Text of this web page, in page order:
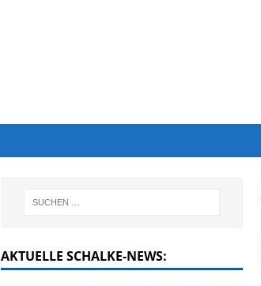
AKTUELLE SCHALKE-NEWS: